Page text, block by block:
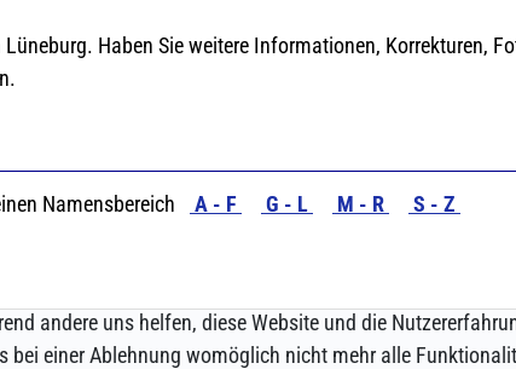
andere uns helfen, diese Website und die
einer Ablehnung womöglich nicht mehr alle